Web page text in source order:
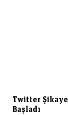
Twitter
Başladı